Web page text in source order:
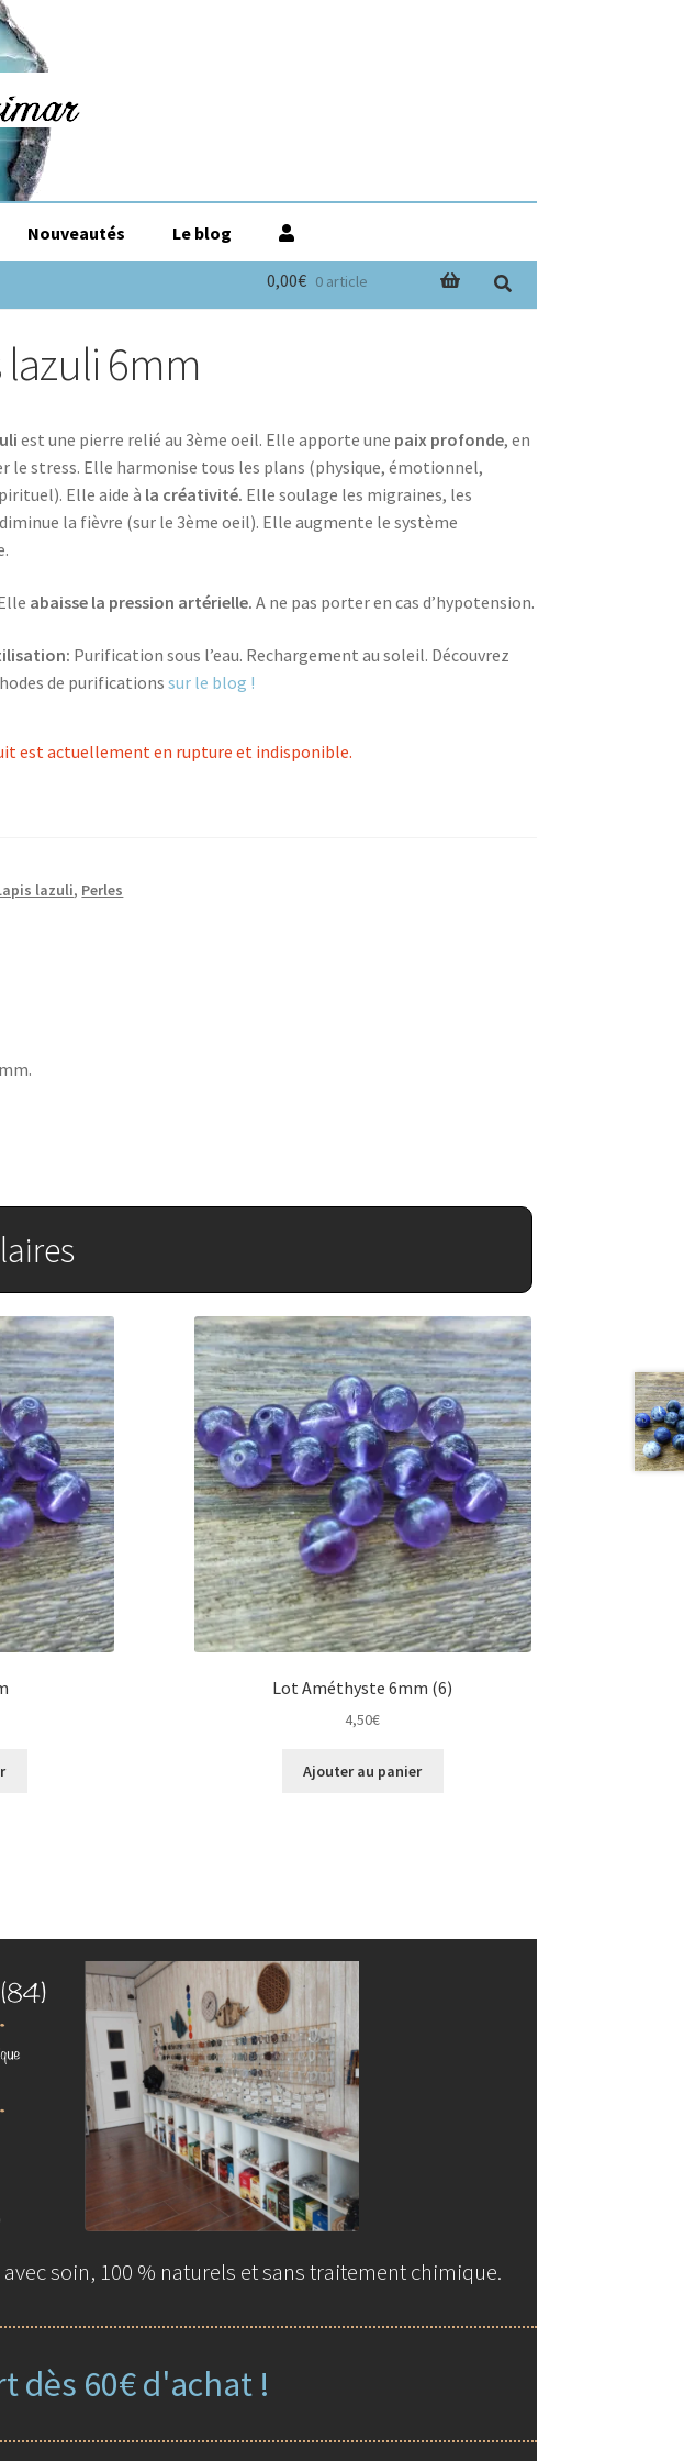
Nouveautés Le blog
0,00€ 0 article
lazuli 6mm
est une pierre relié au 3ème oeil. Elle apporte une paix profonde, en
le stress. Elle harmonise tous les plans (physique, émotionnel,
Elle aide à la créativité. Elle soulage les migraines, les
la fièvre (sur le 3ème oeil). Elle augmente le système
abaisse la pression artérielle. A ne pas porter en cas d’hypotension.
Purification sous l’eau. Rechargement au soleil. Découvrez
de purificationssur le blog !
est actuellement en rupture et indisponible.
lazuli, Perles
Lot Améthyste 6mm (6)
4,50€
Ajouter au panier
soin, 100 % naturels et sans traitement chimique.
dès 60€ d'achat !